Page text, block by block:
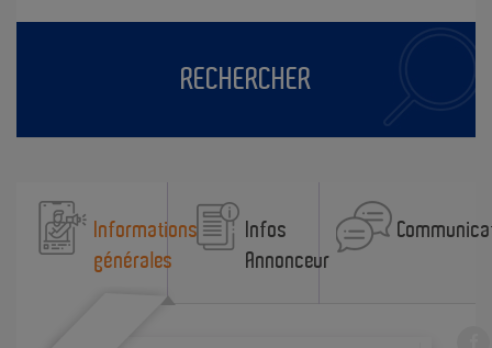
RECHERCHER
Informations
générales
Infos
Annonceur